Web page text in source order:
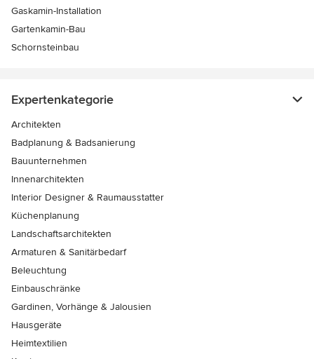
Gaskamin-Installation
Gartenkamin-Bau
Schornsteinbau
Expertenkategorie
Architekten
Badplanung & Badsanierung
Bauunternehmen
Innenarchitekten
Interior Designer & Raumausstatter
Küchenplanung
Landschaftsarchitekten
Armaturen & Sanitärbedarf
Beleuchtung
Einbauschränke
Gardinen, Vorhänge & Jalousien
Hausgeräte
Heimtextilien